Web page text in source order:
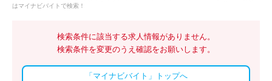
はマイナビバイトで検索！
検索条件に該当する求人情報がありません。
検索条件を変更のうえ確認をお願いします。
「マイナビバイト」トップへ